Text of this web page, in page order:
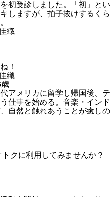
初受診しました。「初」とい
しますが、拍子抜けするくら
！
歳
アメリカに留学し帰国後、テ
仕事を始める。音楽・インド
自然と触れあうことが癒しの
クに利用してみませんか？